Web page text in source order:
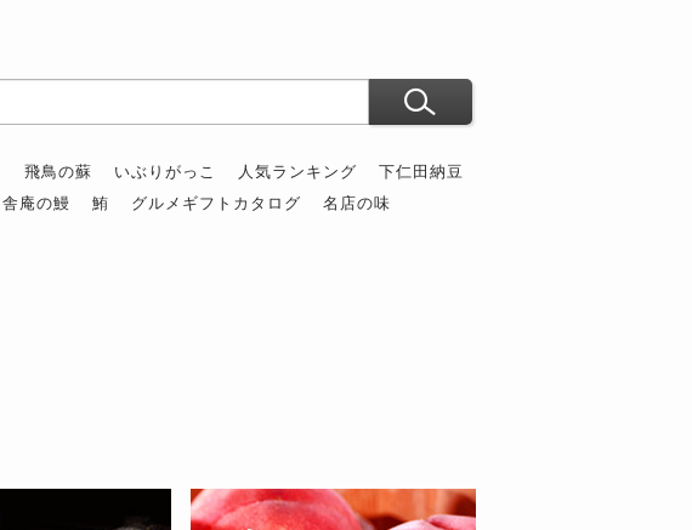
飛鳥の蘇 いぶりがっこ 人気ランキング
下仁田納豆
舎庵の鰻 鮪 グルメギフトカタログ 名店の味